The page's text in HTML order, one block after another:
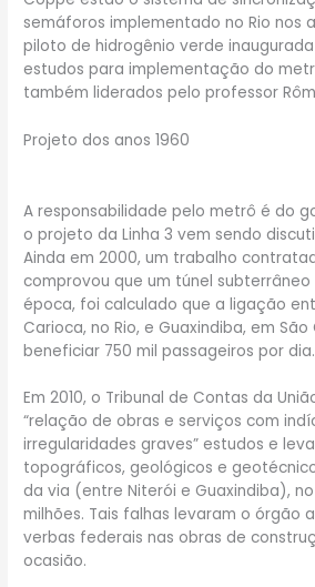
semáforos implementado no Rio nos
piloto de hidrogênio verde
estudos para implementação do
também liderados pelo professor
Projeto dos anos 1960
A responsabilidade pelo metrô é do
o projeto da Linha 3 vem sendo
Ainda em 2000, um trabalho
comprovou que um túnel subterrâneo
época, foi calculado que a ligação
Carioca, no Rio, e Guaxindiba, em
beneficiar 750 mil passageiros por dia.
Em 2010, o Tribunal de Contas da
“relação de obras e serviços com
irregularidades graves” estudos e
topográficos, geológicos e
da via (entre Niterói e Guaxindiba),
milhões. Tais falhas levaram o órgão
verbas federais nas obras de
ocasião.